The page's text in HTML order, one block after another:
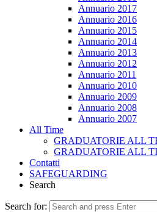
Annuario 2017
Annuario 2016
Annuario 2015
Annuario 2014
Annuario 2013
Annuario 2012
Annuario 2011
Annuario 2010
Annuario 2009
Annuario 2008
Annuario 2007
All Time
GRADUATORIE ALL
GRADUATORIE ALL
Contatti
SAFEGUARDING
Search
Search for: